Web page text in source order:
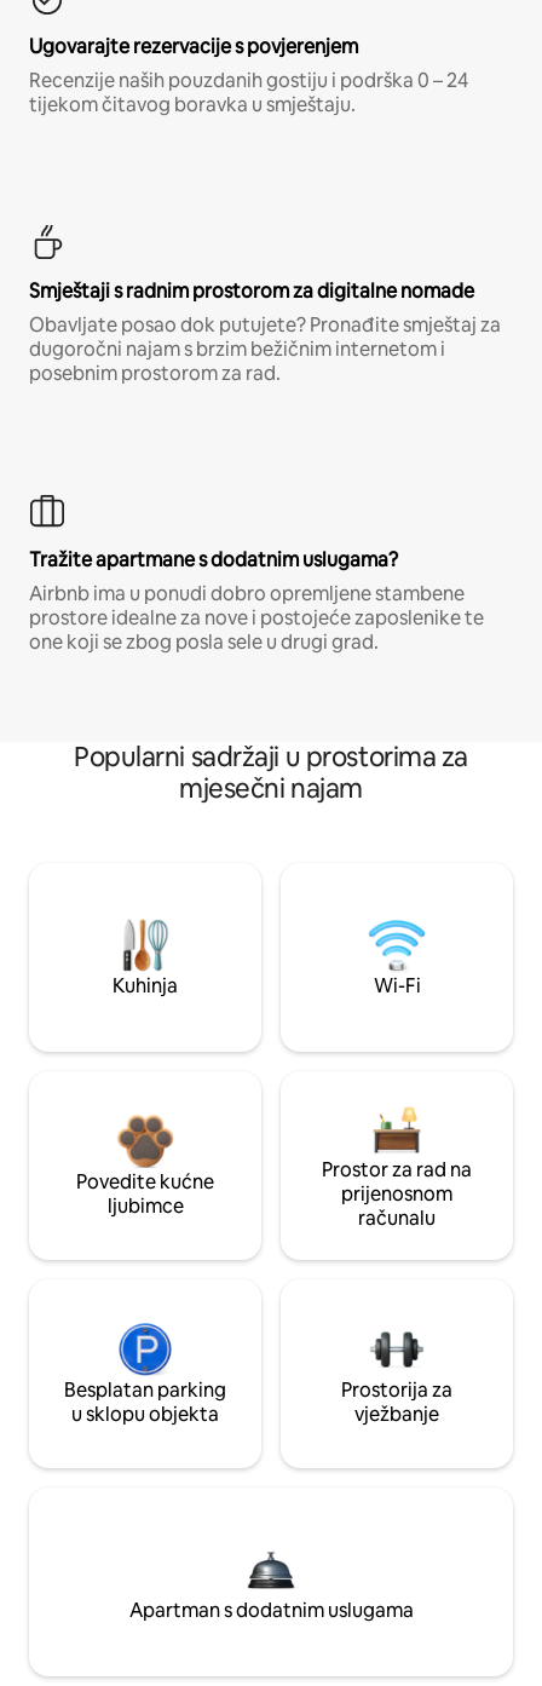
Ugovarajte rezervacije s povjerenjem
Recenzije naših pouzdanih gostiju i podrška 0 – 24
tijekom čitavog boravka u smještaju.
Smještaji s radnim prostorom za digitalne nomade
Obavljate posao dok putujete? Pronađite smještaj za
dugoročni najam s brzim bežičnim internetom i
posebnim prostorom za rad.
Tražite apartmane s dodatnim uslugama?
Airbnb ima u ponudi dobro opremljene stambene
prostore idealne za nove i postojeće zaposlenike te
one koji se zbog posla sele u drugi grad.
Popularni sadržaji u prostorima za
mjesečni najam
Kuhinja Wi-Fi
Povedite kućne
ljubimce
Prostor za rad na
prijenosnom
računalu
Besplatan parking
u sklopu objekta
Prostorija za
vježbanje
Apartman s dodatnim uslugama